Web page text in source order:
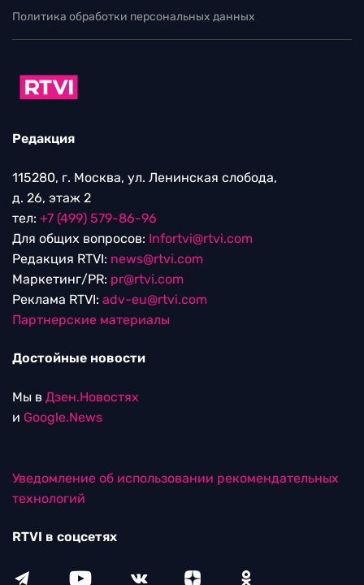
Политика обработки персональных данных
Редакция
115280, г. Москва, ул. Ленинская слобода,
д. 26, этаж 2
тел: +7 (499) 579-86-96
Для общих вопросов: Infortvi@rtvi.com
Редакция RTVI: news@rtvi.com
Маркетинг/PR: pr@rtvi.com
Реклама RTVI: adv-eu@rtvi.com
Партнерские материалы
Достойные новости
Мы в Дзен.Новостях
и Google.News
Уведомление об использовании рекомендательных
технологий
RTVI в соцсетях